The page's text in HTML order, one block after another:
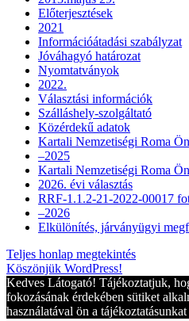
Előterjesztések
2021
Információátadási szabályzat
Jóváhagyó határozat
Nyomtatványok
2022.
Választási információk
Szálláshely-szolgáltató
Közérdekű adatok
Kartali Nemzetiségi Roma
–2025
Kartali Nemzetiségi Roma
2026. évi választás
RRF-1.1.2-21-2022-00017
–2026
Elkülönítés, járványügyi
Teljes honlap megtekintés
Köszönjük WordPress!
Kedves Látogató! Tájékoztatjuk,
fokozásának érdekében sütiket
használatával ön a